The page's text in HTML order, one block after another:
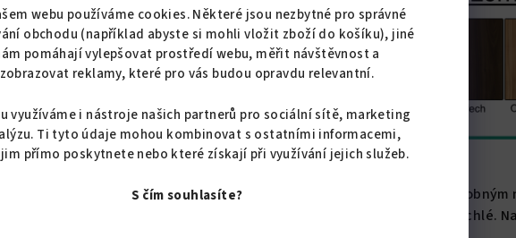
webu používáme cookies. Některé jsou nezbytné pro správné
obchodu (například abyste si mohli vložit zboží do košíku), jiné
pomáhají vylepšovat prostředí webu, měřit návštěvnost a
zobrazovat reklamy, které pro vás budou opravdu relevantní.
využíváme i nástroje našich partnerů pro sociální sítě, marketing
Ti tyto údaje mohou kombinovat s ostatními informacemi,
přímo poskytnete nebo které získají při využívání jejich služeb.
S čím souhlasíte?Skříň dodáváme rozloženou s
složitosti, sestavení je snadné a rychlé.